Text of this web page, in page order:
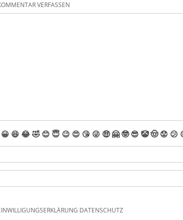
VERFASSEN
😀 😆 😂🤣 😊 😇 😉 😍 😘 😜 🤑 🤗 🤓 😎 🤡🤠 😟 😕
DATENSCHUTZ